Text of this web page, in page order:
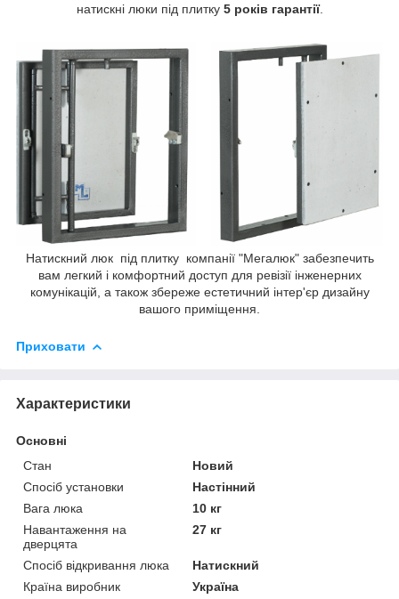
натискні люки під плитку 5 років гарантії.
Натискний люк під плитку компанії "Мегалюк" забезпечить
вам легкий і комфортний доступ для ревізії інженерних
комунікацій, а також збереже естетичний інтер'єр дизайну
вашого приміщення.
Приховати
Характеристики
Основні
Стан
Новий
Спосіб установки
Настінний
Вага люка
10 кг
Навантаження на
дверцята
27 кг
Спосіб відкривання люка
Натискний
Країна виробник
Україна